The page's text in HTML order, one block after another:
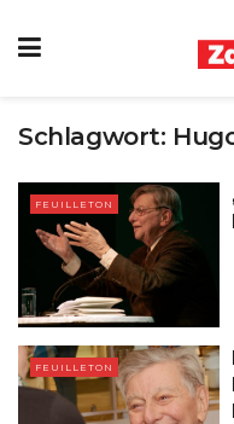
Schlagwort:
FEUILLETON
FEUILLETON